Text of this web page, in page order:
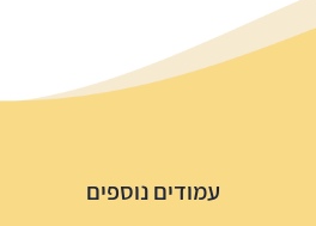
עמודים נוספים